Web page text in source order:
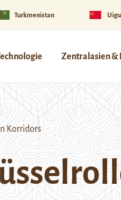
Turkmenistan
Zentralasien &
Korridors